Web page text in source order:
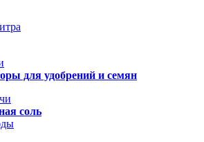
для удобрений и семян
соль